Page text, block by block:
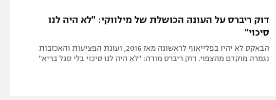
דוק ריברס על העונה הכושלת של מילווקי: "לא היה לנו
סיכוי"
הבאקס לא יהיו בפלייאוף לראשונה מאז 2016, ועונת הפציעות והאכזבות
נגמרה מוקדם מהצפוי. דוק ריברס מודה: "לא היה לנו סיכוי בלי סגל בריא"